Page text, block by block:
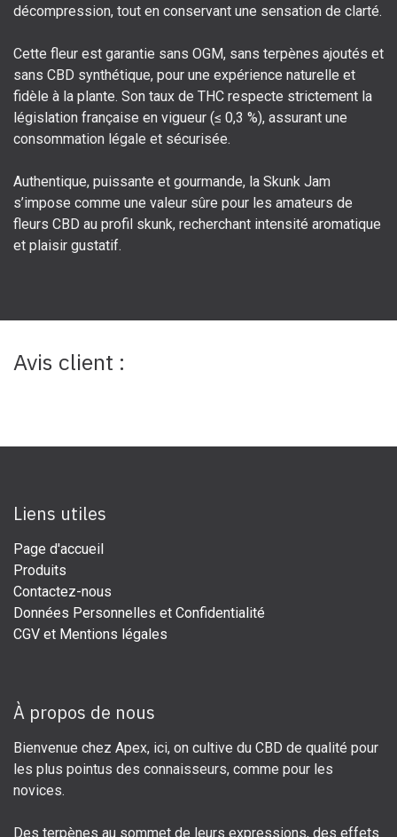
décompression, tout en conservant une sensation de clarté.
Cette fleur est garantie sans OGM, sans terpènes ajoutés et
sans CBD synthétique, pour une expérience naturelle et
fidèle à la plante. Son taux de THC respecte strictement la
législation française en vigueur (≤ 0,3 %), assurant une
consommation légale et sécurisée.
Authentique, puissante et gourmande, la Skunk Jam
s’impose comme une valeur sûre pour les amateurs de
fleurs CBD au profil skunk, recherchant intensité aromatique
et plaisir gustatif.
Avis client :
Liens utiles
Page d'accueil
Produits
Contactez-nous
Données Personnelles et Confidentialité
CGV et Mentions légales
À propos de nous
Bienvenue chez Apex, ici, on cultive du CBD de qualité pour
les plus pointus des connaisseurs, comme pour les
novices.
Des terpènes au sommet de leurs expressions, des effets